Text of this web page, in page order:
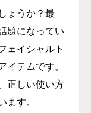
ょうか？最
題になってい
ェイシャルト
イテムです。
正しい使い方
す。